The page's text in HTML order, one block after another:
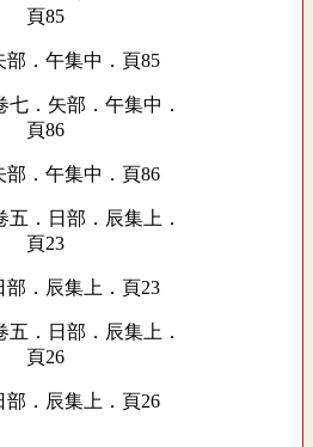
部．午集中．頁85
部．午集中．頁86
部．辰集上．頁23
部．辰集上．頁26